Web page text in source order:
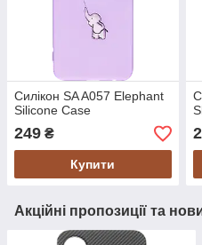
Силікон SA A057 Elephant
Silicone Case
249 ₴
Купити
Акційні пропозиції та